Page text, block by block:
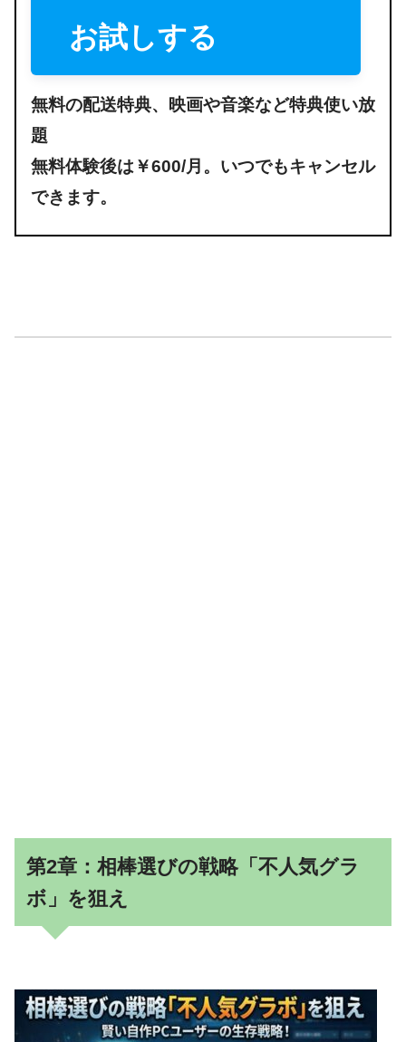
お試しする
無料の配送特典、映画や音楽など特典使い放
題
無料体験後は￥600/月。いつでもキャンセル
できます。
第2章：相棒選びの戦略「不人気グラ
ボ」を狙え